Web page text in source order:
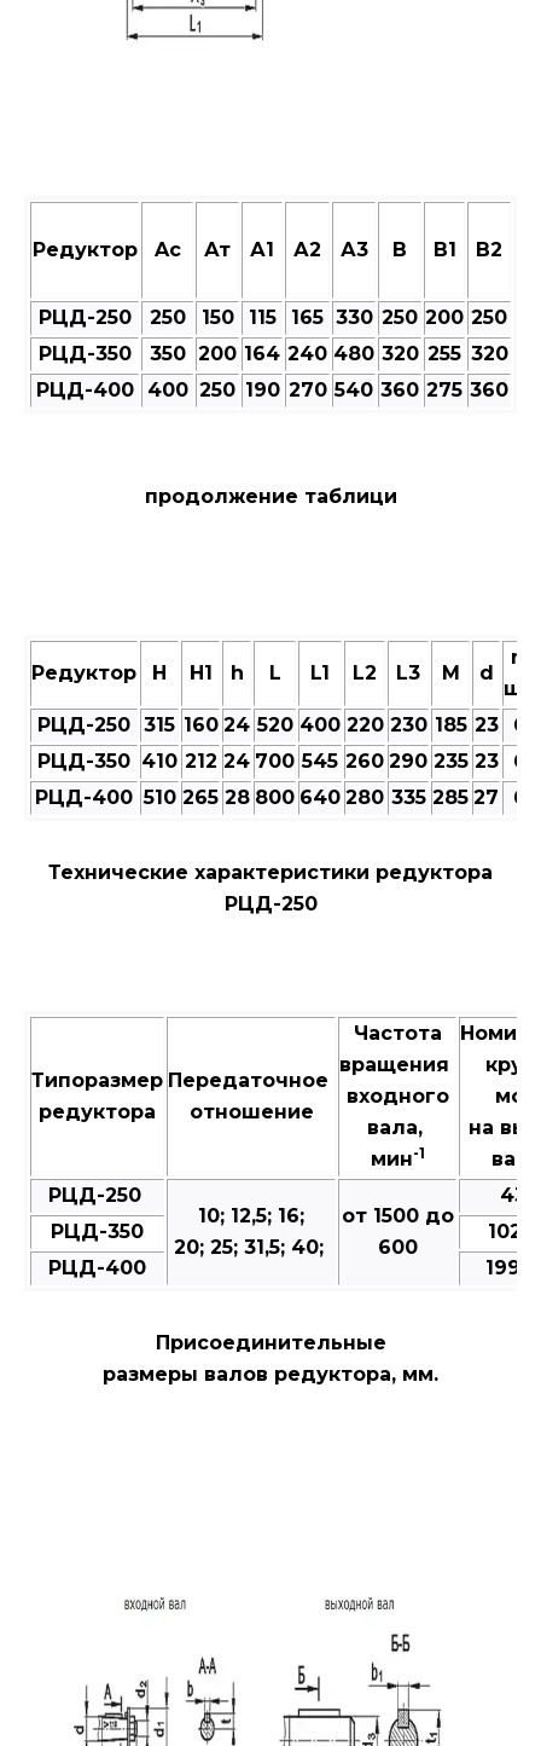
Редуктор Aс Ат А1 А2 А3 В В1 В2
РЦД-250 250 150 115 165 330 250 200 250
РЦД-350
350 200 164 240 480 320 255 320
РЦД-400
400 250 190 270 540 360 275 360
продолжение таблици
Редуктор Н Н1 h L L1 L2 L3 M d
n,
шт
РЦД-250 315 160 24 520 400 220 230 185 23
6
РЦД-350 410 212 24 700 545 260 290 235 23
6
РЦД-400 510 265 28 800 640 280 335 285 27 6
Технические характеристики редуктора
РЦД-250
Типоразмер
редуктора
Передаточное
отношение
Частота
вращения
входного
вала,
мин-1
на
РЦД-250
10; 12,5; 16;
20; 25; 31,5; 40;
от 1500 до
600
РЦД-350
РЦД-400
Присоединительные
размеры валов редуктора, мм.